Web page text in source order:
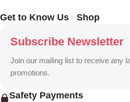
Get to Know Us Shop
Subscribe Newsletter
Join our mailing list to receive any
promotions.
Safety Payments